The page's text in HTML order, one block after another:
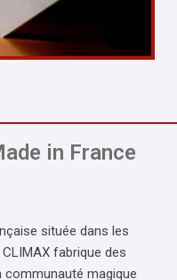
in France
située dans les
fabrique des
communauté magique